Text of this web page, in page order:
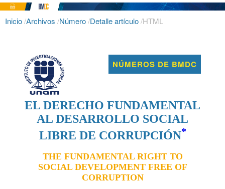
Inicio/Archivos /Número/Detalle artículo/HTML